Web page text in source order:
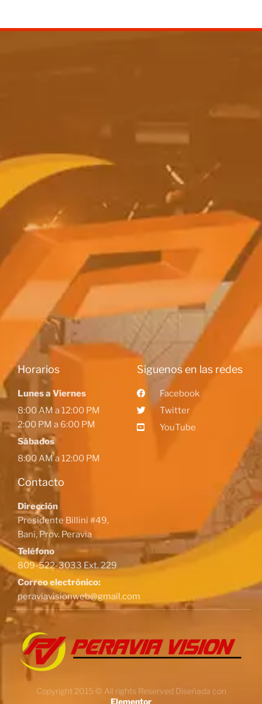
Horarios
Lunes a Viernes
8:00 AM a 12:00 PM
2:00 PM a 6:00 PM
Sábados
8:00 AM a 12:00 PM
Contacto
Dirección
Presidente Billini #49,
Baní, Prov. Peravia
Teléfono
809-522-3033 Ext. 229
Correo electrónico:
peraviavisionweb@gmail.com
Siguenos en las redes
Facebook
Twitter
YouTube
Copyright 2015 © All rights Reserved Diseñada con
Elementor